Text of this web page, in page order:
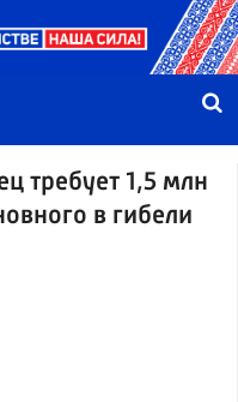
требует 1,5 млн
в гибели